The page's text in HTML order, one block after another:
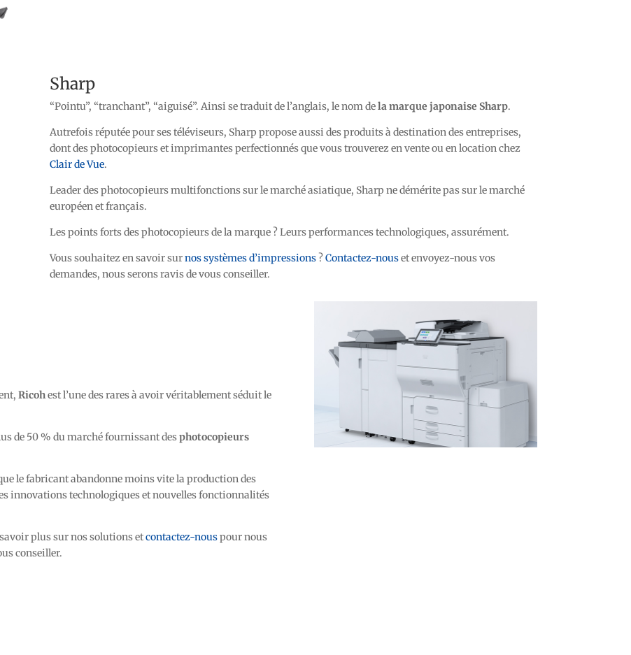
Sharp
“Pointu”, “tranchant”, “aiguisé”. Ainsi se traduit de l’anglais, le nom dela marque japonaise Sharp.
Autrefois réputée pour ses téléviseurs, Sharp propose aussi des produits à destination des entreprises,
dont des photocopieurs et imprimantes perfectionnés que vous trouverez en vente ou en location chez
Clair de Vue.
Leader des photocopieurs multifonctions sur le marché asiatique, Sharp ne démérite pas sur le marché
européen et français.
Les points forts des photocopieurs de la marque ? Leurs performances technologiques, assurément.
Vous souhaitez en savoir surnos systèmes d’impressions?Contactez-nouset envoyez-nous vos
demandes, nous serons ravis de vous conseiller.
Ricohest l’une des rares à avoir véritablement séduit le
de 50 % du marché fournissant desphotocopieurs
le fabricant abandonne moins vite la production des
innovations technologiques et nouvelles fonctionnalités
plus sur nos solutions etcontactez-nouspour nous
conseiller.